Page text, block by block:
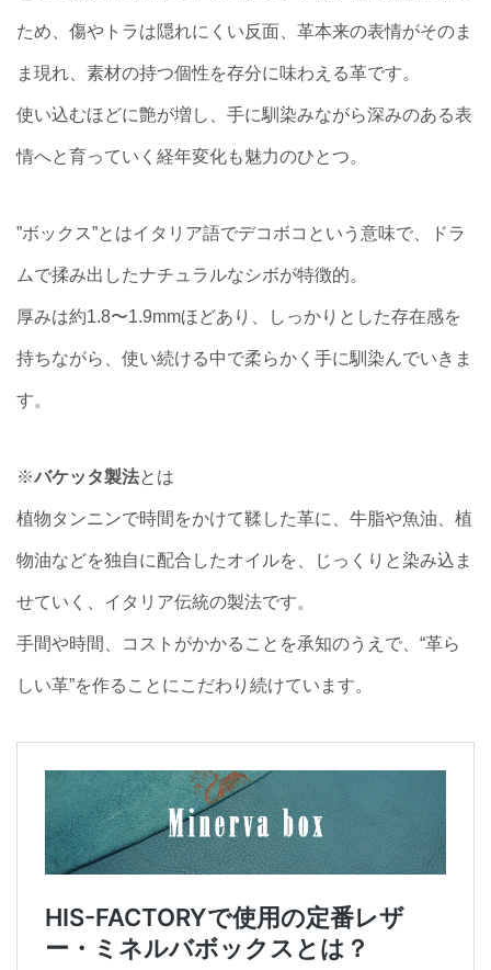
ため、傷やトラは隠れにくい反面、革本来の表情がそのま
ま現れ、素材の持つ個性を存分に味わえる革です。
使い込むほどに艶が増し、手に馴染みながら深みのある表
情へと育っていく経年変化も魅力のひとつ。
”ボックス”とはイタリア語でデコボコという意味で、ドラ
ムで揉み出したナチュラルなシボが特徴的。
厚みは約1.8〜1.9mmほどあり、しっかりとした存在感を
持ちながら、使い続ける中で柔らかく手に馴染んでいきま
す。
※バケッタ製法とは
植物タンニンで時間をかけて鞣した革に、牛脂や魚油、植
物油などを独自に配合したオイルを、じっくりと染み込ま
せていく、イタリア伝統の製法です。
手間や時間、コストがかかることを承知のうえで、“革ら
しい革”を作ることにこだわり続けています。